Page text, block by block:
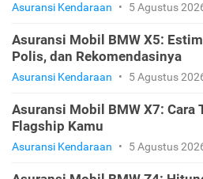
Asuransi Kendaraan • 5 Agustus
Asuransi Mobil BMW X5:
Polis, dan Rekomendasinya
Asuransi Kendaraan • 5 Agustus
Asuransi Mobil BMW X7: Cara
Flagship Kamu
Asuransi Kendaraan • 5 Agustus